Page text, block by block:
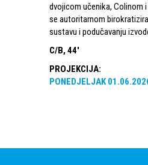
dvojicom učenika, Colinom i
se autoritarnom
sustavu i podučavanju
C/B, 44'
PROJEKCIJA:
PONEDJELJAK